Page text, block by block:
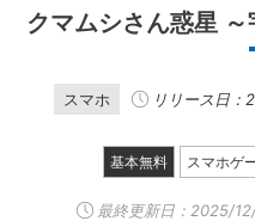
クマムシさん惑星
スマホ リリース日
基本無料 スマホゲ
最終更新日： 2025/